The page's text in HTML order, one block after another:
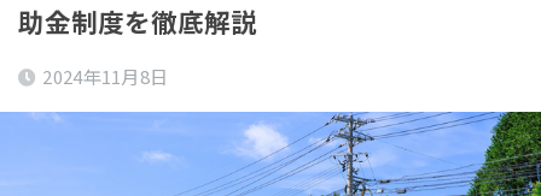
助金制度を徹底解説
2024年11月8日